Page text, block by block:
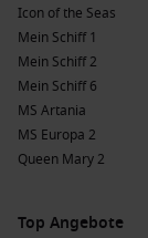
Talbot Bay/
Falls sind ein
das Wasser in
Falls gehört
Top-
Fotografieren
Freshwater
Oft kann man
Icon of the Seas
Mein Schiff 1
Mein Schiff 2
Mein Schiff 6
MS Artania
MS Europa 2
Queen Mary 2
Top Angebote